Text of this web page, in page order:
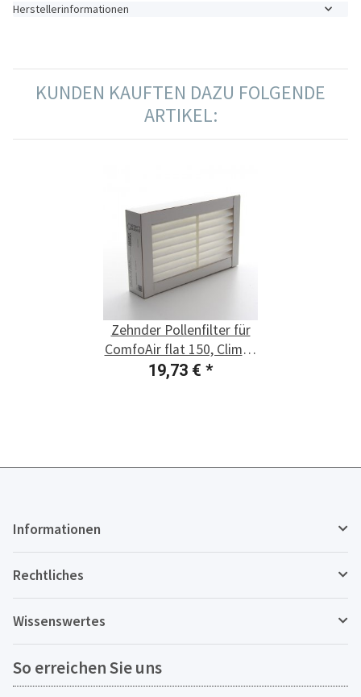
Herstellerinformationen
KUNDEN KAUFTEN DAZU FOLGENDE
ARTIKEL:
Zehnder Pollenfilter für
ComfoAir flat 150, Climos
100/150
19,73 € *
Informationen
Rechtliches
Wissenswertes
So erreichen Sie uns